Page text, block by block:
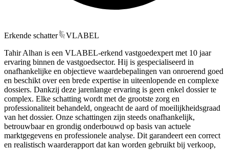
Erkende schatter
VLABEL
Tahir Alhan is een VLABEL-erkend vastgoedexpert met 10 jaar
ervaring binnen de vastgoedsector. Hij is gespecialiseerd in
onafhankelijke en objectieve waardebepalingen van onroerend goed
en beschikt over een brede expertise in uiteenlopende en complexe
dossiers. Dankzij deze jarenlange ervaring is geen enkel dossier te
complex. Elke schatting wordt met de grootste zorg en
professionaliteit behandeld, ongeacht de aard of moeilijkheidsgraad
van het dossier. Onze schattingen zijn steeds onafhankelijk,
betrouwbaar en grondig onderbouwd op basis van actuele
marktgegevens en professionele analyse. Dit garandeert een correct
en realistisch waarderapport dat kan worden gebruikt bij verkoop,